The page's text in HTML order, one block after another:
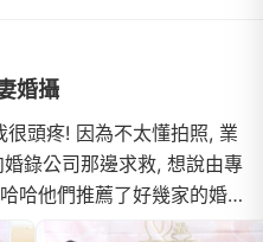
婚攝
頭疼! 因為不太懂拍照, 業
錄公司那邊求救, 想說由專
哈他們推薦了好幾家的婚
看到這一家, "叮"! 就是他們